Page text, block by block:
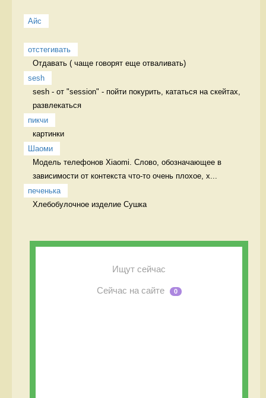
Айс
отстегивать
Отдавать ( чаще говорят еще отваливать)
sesh
sesh - от "session" - пойти покурить, кататься на скейтах,
развлекаться
пикчи
картинки
Шаоми
Модель телефонов Xiaomi. Слово, обозначающее в
зависимости от контекста что-то очень плохое, х...
печенька
Хлебобулочное изделие Сушка
Ищут сейчас
Сейчас на сайте 0